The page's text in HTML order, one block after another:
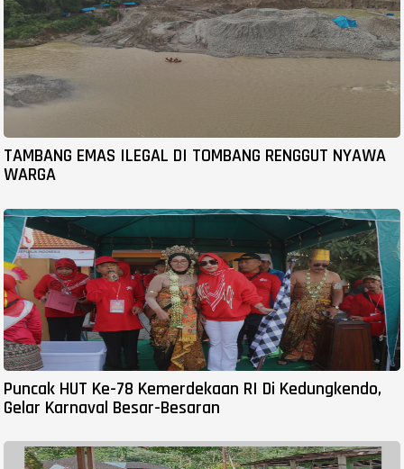
TAMBANG EMAS ILEGAL DI TOMBANG RENGGUT NYAWA
WARGA
Puncak HUT Ke-78 Kemerdekaan RI Di Kedungkendo,
Gelar Karnaval Besar-Besaran